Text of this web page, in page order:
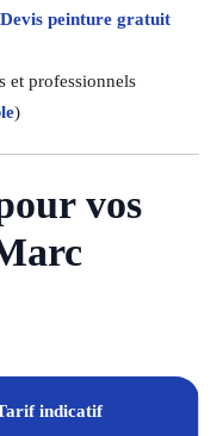
Devis peinture gratuit
et professionnels
)
vos
indicatif